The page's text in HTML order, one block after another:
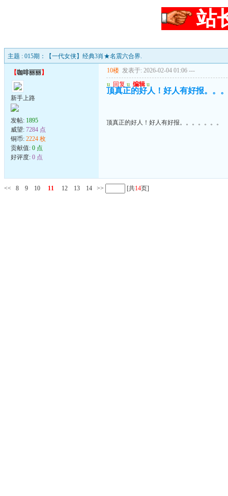
站
主题 : 015期：【一代女侠】经典3肖★名震六合界.
【咖啡丽丽】
新手上路
发帖: 1895
威望: 7284 点
铜币: 2224 枚
贡献值: 0 点
好评度: 0 点
10楼 发表于: 2026-02-04 01:06 ---
u 回复 u 编辑 u
顶真正的好人！好人有好报。。
顶真正的好人！好人有好报。。。。。。。
<< 8 9 10 11 12 13 14 >> [共14页]